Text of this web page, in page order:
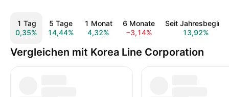
1 Tag
0,35%
5 Tage
14,44%
1 Monat
4,32%
6 Monate
−3,14%
Seit Jahresbeginn
13,92%
Vergleichen mit Korea Line Corporation